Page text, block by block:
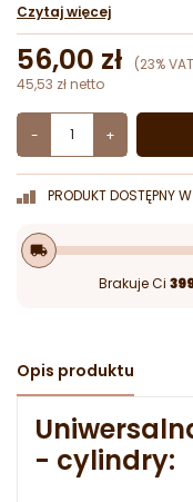
Czytaj więcej
56,00 zł (23%
45,53 zł netto
- +
PRODUKT DOSTĘPNY
local_shipping
Brakuje Ci
Opis produktu
- cylindry: